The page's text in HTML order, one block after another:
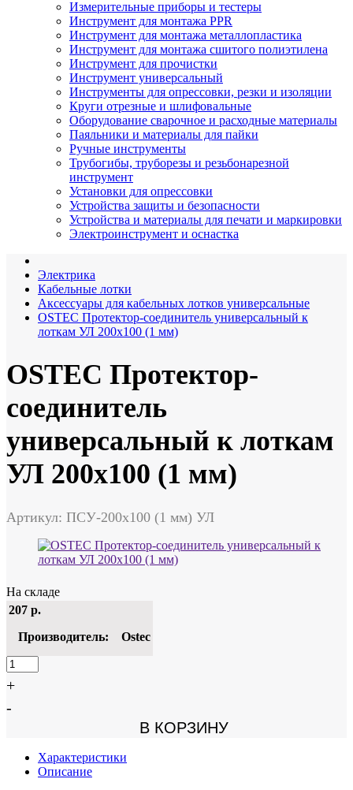
Измерительные приборы и тестеры
Инструмент для монтажа PPR
Инструмент для монтажа металлопластика
Инструмент для монтажа сшитого полиэтилена
Инструмент для прочистки
Инструмент универсальный
Инструменты для опрессовки, резки и изоляции
Круги отрезные и шлифовальные
Оборудование сварочное и расходные материалы
Паяльники и материалы для пайки
Ручные инструменты
Трубогибы, труборезы и резьбонарезной
инструмент
Установки для опрессовки
Устройства защиты и безопасности
Устройства и материалы для печати и маркировки
Электроинструмент и оснастка
Электрика
Кабельные лотки
Аксессуары для кабельных лотков универсальные
OSTEC Протектор-соединитель универсальный к
лоткам УЛ 200х100 (1 мм)
OSTEC Протектор-
соединитель
универсальный к лоткам
УЛ 200х100 (1 мм)
Артикул: ПСУ-200х100 (1 мм) УЛ
На складе
207 р.
Производитель:
Ostec
+
-
В КОРЗИНУ
Характеристики
Описание